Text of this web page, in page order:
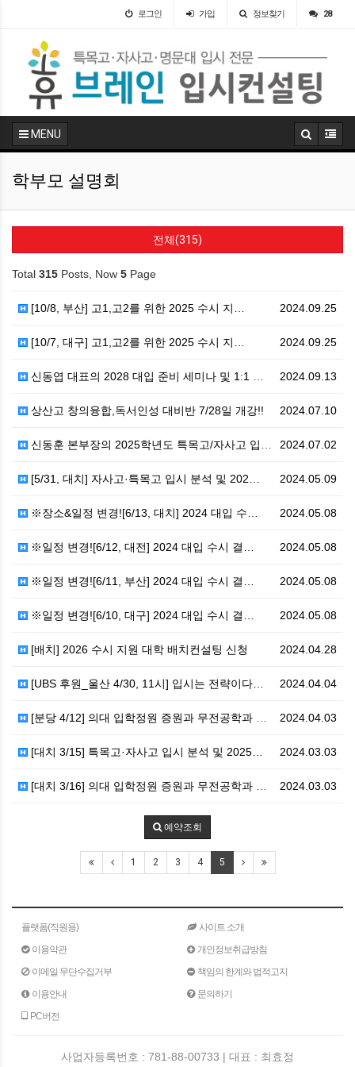
로그인 가입 정보찾기 28
MENU
학부모 설명회
전체(315)
Total 315 Posts, Now 5 Page
2024.09.25
[10/8, 부산] 고1,고2를 위한 2025 수시 지…
2024.09.25
[10/7, 대구] 고1,고2를 위한 2025 수시 지…
2024.09.13
신동엽 대표의 2028 대입 준비 세미나 및 1:1 고…
2024.07.10
상산고 창의융합,독서인성 대비반 7/28일 개강!!
2024.07.02
신동훈 본부장의 2025학년도 특목고/자사고 입시 분석…
2024.05.09
[5/31, 대치] 자사고·특목고 입시 분석 및 202…
2024.05.08
※장소&일정 변경![6/13, 대치] 2024 대입 수…
2024.05.08
※일정 변경![6/12, 대전] 2024 대입 수시 결…
2024.05.08
※일정 변경![6/11, 부산] 2024 대입 수시 결…
2024.05.08
※일정 변경![6/10, 대구] 2024 대입 수시 결…
2024.04.28
[배치] 2026 수시 지원 대학 배치컨설팅 신청
2024.04.04
[UBS 후원_울산 4/30, 11시] 입시는 전략이다…
2024.04.03
[분당 4/12] 의대 입학정원 증원과 무전공학과 확대…
2024.03.03
[대치 3/15] 특목고·자사고 입시 분석 및 2025…
2024.03.03
[대치 3/16] 의대 입학정원 증원과 무전공학과 확대…
예약조회
1 2 3 4 5
플랫폼(직원용)
사이트 소개
이용약관
개인정보취급방침
이메일 무단수집거부
책임의 한계와 법적고지
이용안내
문의하기
PC버전
사업자등록번호 : 781-88-00733 | 대표 : 최효정